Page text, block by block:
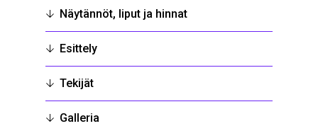
Näytännöt, liput ja hinnat
Esittely
Tekijät
Galleria